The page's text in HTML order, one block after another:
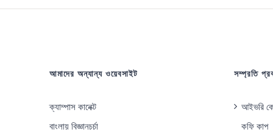
আমাদের অন্যান্য ওয়েবসাইট
ক্যাম্পাস কানেক্ট
বাংলায় বিজ্ঞানচর্চা
সম্প্রতি
আইভরি
কফি কাপ